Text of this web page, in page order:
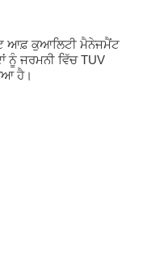
ਆਫ਼ ਕੁਆਲਿਟੀ ਮੈਨੇਜਮੈਂਟ
ਨੂੰ ਜਰਮਨੀ ਵਿੱਚ TUV
ਹੈ।